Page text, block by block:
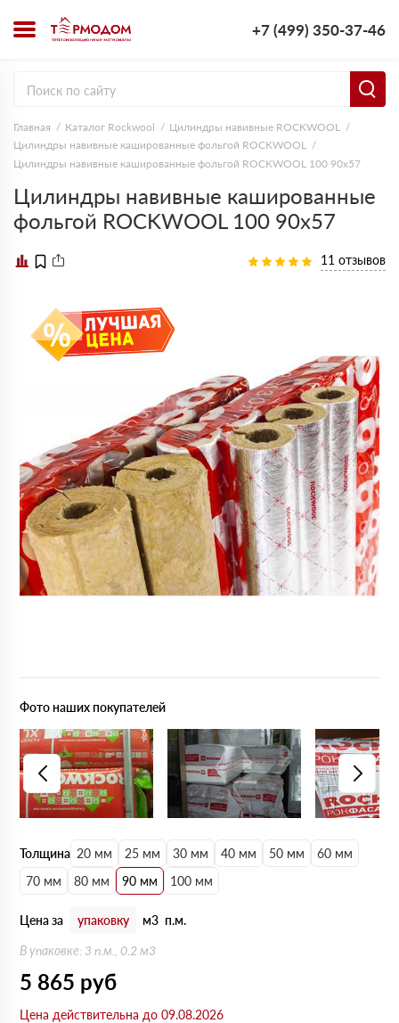
+7 (499) 350-37-46
Главная Каталог Rockwool
Цилиндры навивные ROCKWOOL
Цилиндры навивные кашированные фольгой ROCKWOOL
Цилиндры навивные кашированные фольгой ROCKWOOL 100 90х57
Цилиндры навивные кашированные
фольгой ROCKWOOL 100 90х57
11 отзывов
Толщина 20 мм 25 мм 30 мм 40 мм 50 мм
60 мм
70 мм
80 мм 90 мм 100 мм
Цена за упаковку м3 п.м.
В упаковке: 3 п.м., 0.2 м3
5 865 руб
Цена действительна до 09.08.2026
Фото наших покупателей